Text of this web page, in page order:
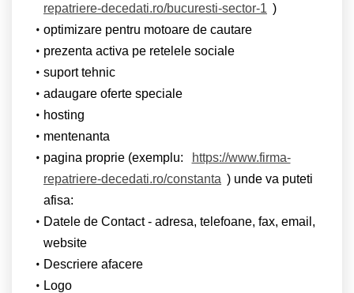
repatriere-decedati.ro/bucuresti-sector-1 )
optimizare pentru motoare de cautare
prezenta activa pe retelele sociale
suport tehnic
adaugare oferte speciale
hosting
mentenanta
pagina proprie (exemplu:
https://www.firma-
repatriere-decedati.ro/constanta ) unde va puteti
afisa:
Datele de Contact - adresa, telefoane, fax, email,
website
Descriere afacere
Logo